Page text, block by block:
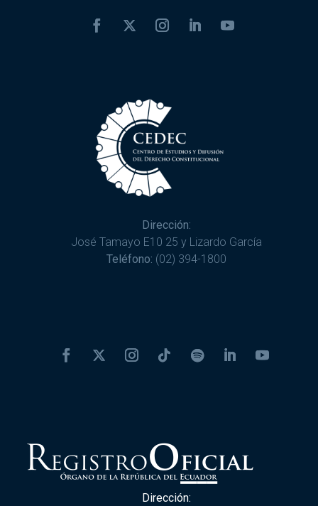
Dirección:
José Tamayo E10 25 y Lizardo García
Teléfono: (02) 394-1800
Dirección: